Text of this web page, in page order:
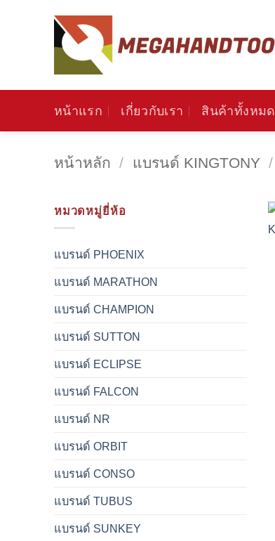
หน้าแรก เกี่ยวกับเรา สินค้าทั้งหมด
หน้าหลัก / แบรนด์ KINGTONY /
หมวดหมู่ยี่ห้อ
แบรนด์ PHOENIX
แบรนด์ MARATHON
แบรนด์ CHAMPION
แบรนด์ SUTTON
แบรนด์ ECLIPSE
แบรนด์ FALCON
แบรนด์ NR
แบรนด์ ORBIT
แบรนด์ CONSO
แบรนด์ TUBUS
แบรนด์ SUNKEY